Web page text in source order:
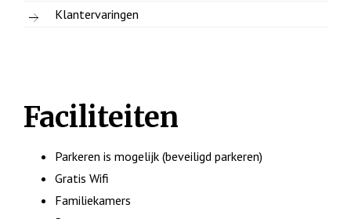
Klantervaringen
Faciliteiten
Parkeren is mogelijk (beveiligd parkeren)
Gratis Wifi
Familiekamers